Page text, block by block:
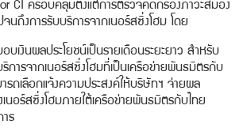
CI ครอบคลุมตั้งแต่การตรวจคัดกรองภาวะสมอง
จนถึงการรับบริการจากเนอร์สซิ่งโฮม โดย
บเงินผลประโยชน์เป็นรายเดือนระยะยาว สำหรับ
ริการจากเนอร์สซิ่งโฮมที่เป็นเครือข่ายพันธมิตรกับ
รถเลือกแจ้งความประสงค์ให้บริษัทฯ จ่ายผล
เนอร์สซิ่งโฮมภายใต้เครือข่ายพันธมิตรกับไทย
าร